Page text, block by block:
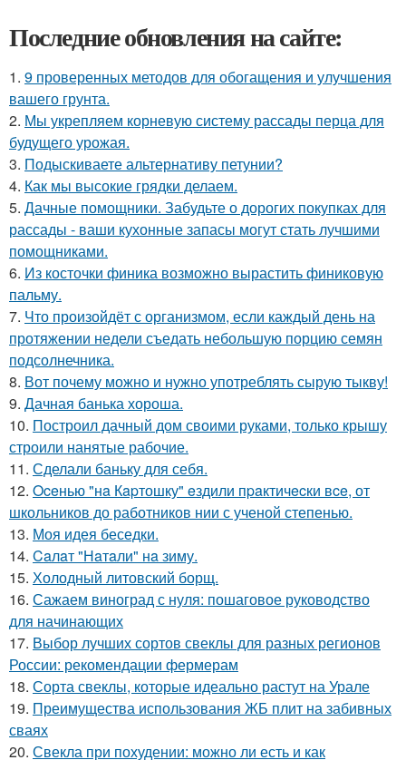
Последние обновления на сайте:
1. 9 проверенных методов для обогащения и улучшения
вашего грунта.
2. Мы укрепляем корневую систему рассады перца для
будущего урожая.
3. Подыскиваете альтернативу петунии?
4. Как мы высокие грядки делаем.
5. Дачные помощники. Забудьте о дорогих покупках для
рассады - ваши кухонные запасы могут стать лучшими
помощниками.
6. Из косточки финика возможно вырастить финиковую
пальму.
7. Что произойдёт с организмом, если каждый день на
протяжении недели съедать небольшую порцию семян
подсолнечника.
8. Вот почему можно и нужно употреблять сырую тыкву!
9. Дачная банька хороша.
10. Построил дачный дом своими руками, только крышу
строили нанятые рабочие.
11. Сделали баньку для себя.
12. Oceнью "нa Кapтошку" eздили пpaктичecки вce, от
школьников до работников нии с ученой степенью.
13. Моя идея беседки.
14. Caлaт "Нaтaли" нa зиму.
15. Холодный литовский борщ.
16. Сажаем виноград с нуля: пошаговое руководство
для начинающих
17. Выбор лучших сортов свеклы для разных регионов
России: рекомендации фермерам
18. Сорта свеклы, которые идеально растут на Урале
19. Преимущества использования ЖБ плит на забивных
сваях
20. Свекла при похудении: можно ли есть и как